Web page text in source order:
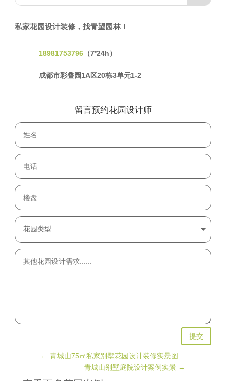
私家花园设计装修，找青望园林！
18981753796（7*24h）
成都市彩叠园1A区20栋3单元1-2
留言预约花园设计师
提交
← 青城山75㎡私家别墅花园设计装修实景图
青城山别墅庭院设计案例实景 →